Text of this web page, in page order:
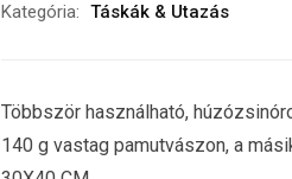
Kategória: Táskák & Utazás
Többször használható,
140 g vastag pamutvászon, a